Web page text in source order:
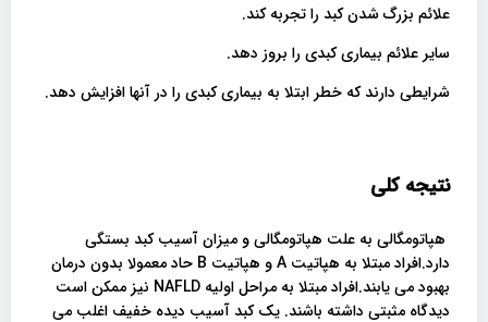
علائم بزرگ شدن کبد را تجربه کند.
سایر علائم بیماری کبدی را بروز دهد.
شرایطی دارند که خطر ابتلا به بیماری کبدی را در آنها افزایش دهد.
نتیجه کلی
هپاتومگالی به علت هپاتومگالی و میزان آسیب کبد بستگی
دارد.افراد مبتلا به هپاتیت A و هپاتیت B حاد معمولا بدون درمان
بهبود می یابند.افراد مبتلا به مراحل اولیه NAFLD نیز ممکن است
دیدگاه مثبتی داشته باشند. یک کبد آسیب دیده خفیف اغلب می